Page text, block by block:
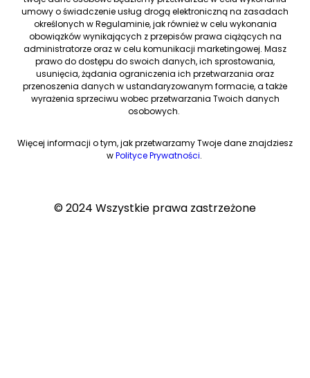
umowy o świadczenie usług drogą elektroniczną na zasadach
określonych w Regulaminie, jak również w celu wykonania
obowiązków wynikających z przepisów prawa ciążących na
administratorze oraz w celu komunikacji marketingowej. Masz
prawo do dostępu do swoich danych, ich sprostowania,
usunięcia, żądania ograniczenia ich przetwarzania oraz
przenoszenia danych w ustandaryzowanym formacie, a także
wyrażenia sprzeciwu wobec przetwarzania Twoich danych
osobowych.
Więcej informacji o tym, jak przetwarzamy Twoje dane znajdziesz
wPolityce Prywatności.
© 2024 Wszystkie prawa zastrzeżone